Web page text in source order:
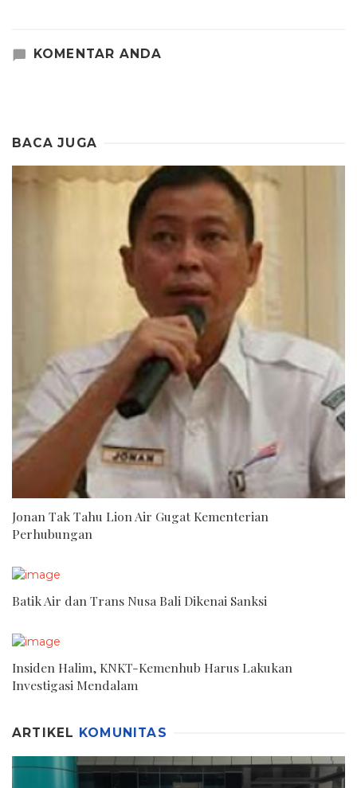
KOMENTAR ANDA
BACA JUGA
Jonan Tak Tahu Lion Air Gugat Kementerian
Perhubungan
Batik Air dan Trans Nusa Bali Dikenai Sanksi
Insiden Halim, KNKT-Kemenhub Harus Lakukan
Investigasi Mendalam
ARTIKEL KOMUNITAS